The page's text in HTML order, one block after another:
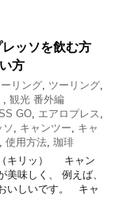
ッソを飲む方
方
リング ツーリング
観光 番外編
GO エアロプレス
ソ キャンツー
キャ
使用方法 珈琲
（キリッ） キャン
美味しく、 例えば、
いしいです。 キャ